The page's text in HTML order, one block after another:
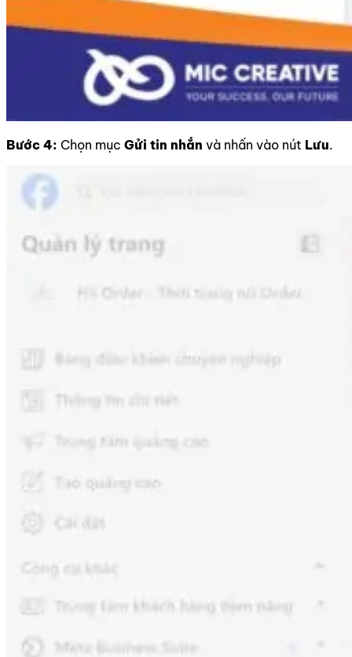
Bước 4: Chọn mục Gửi tin nhắn và nhấn vào nút Lưu.